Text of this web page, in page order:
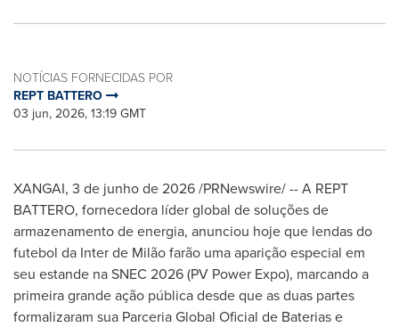
NOTÍCIAS FORNECIDAS POR
REPT BATTERO
03 jun, 2026, 13:19 GMT
XANGAI, 3 de junho de 2026/PRNewswire/ -- A REPT
BATTERO, fornecedora líder global de soluções de
armazenamento de energia, anunciou hoje que lendas do
futebol da Inter de Milão farão uma aparição especial em
seu estande na SNEC 2026 (PV Power Expo), marcando a
primeira grande ação pública desde que as duas partes
formalizaram sua Parceria Global Oficial de Baterias e